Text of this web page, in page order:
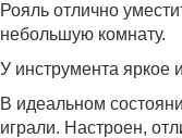
Рояль отлично
небольшую комнату.
У инструмента яркое
В идеальном
играли. Настроен,